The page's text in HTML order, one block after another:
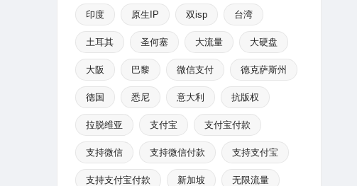
印度 原生IP 双isp 台湾
土耳其 圣何塞 大流量 大硬盘
大阪 巴黎 微信支付 德克萨斯州
德国 悉尼 意大利 抗版权
拉脱维亚 支付宝 支付宝付款
支持微信 支持微信付款 支持支付宝
支持支付宝付款 新加坡 无限流量